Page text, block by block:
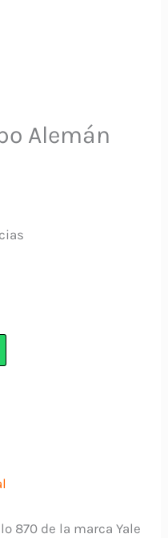
Alemán
870 de la marca Yale